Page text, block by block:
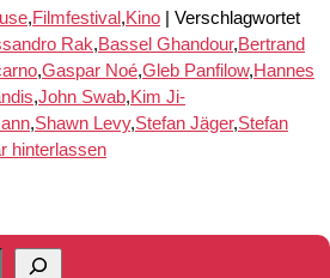
,Filmfestival ,Kino
Verschlagwortet
Rak,Bassel Ghandour,Bertrand
,Gaspar Noé,Gleb Panfilow,Hannes
,John Swab,Kim Ji-
,Shawn Levy,Stefan Jäger,Stefan
hinterlassen